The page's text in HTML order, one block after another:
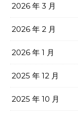
2026 年 3 月
2026 年 2 月
2026 年 1 月
2025 年 12 月
2025 年 10 月